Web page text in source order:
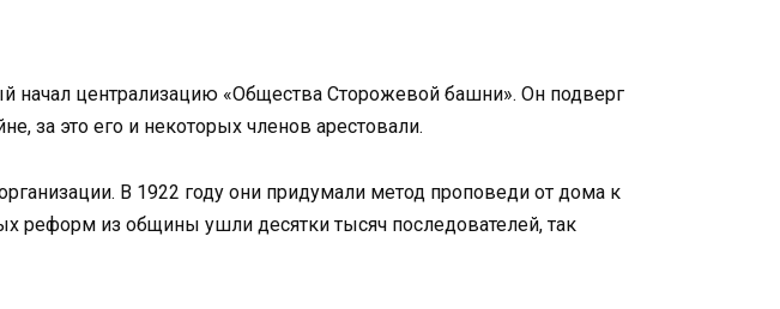
централизацию «Общества Сторожевой башни». Он подверг
за это его и некоторых членов арестовали.
В 1922 году они придумали метод проповеди от дома к
реформ из общины ушли десятки тысяч последователей, так